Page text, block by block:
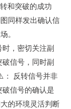
和突破的成功
同样发出确认信
。
，密切关注副
信号，同时副
： 反转信号并非
信号的确认是
的环境灵活判断